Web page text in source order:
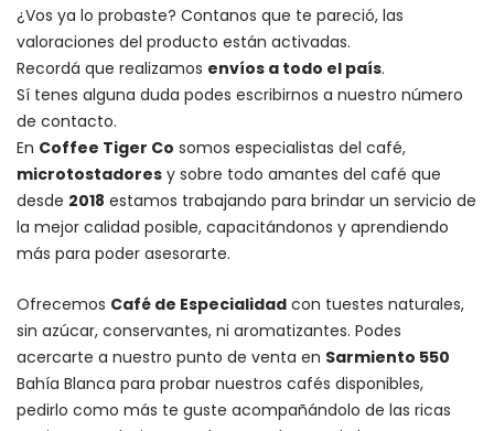
¿Vos ya lo probaste? Contanos que te pareció, las
valoraciones del producto están activadas.
Recordá que realizamos envíos a todo el país.
Sí tenes alguna duda podes escribirnos a nuestro número
de contacto.
En Coffee Tiger Co somos especialistas del café,
microtostadores y sobre todo amantes del café que
desde 2018 estamos trabajando para brindar un servicio de
la mejor calidad posible, capacitándonos y aprendiendo
más para poder asesorarte.
Ofrecemos Café de Especialidad con tuestes naturales,
sin azúcar, conservantes, ni aromatizantes. Podes
acercarte a nuestro punto de venta en Sarmiento 550
Bahía Blanca para probar nuestros cafés disponibles,
pedirlo como más te guste acompañándolo de las ricas